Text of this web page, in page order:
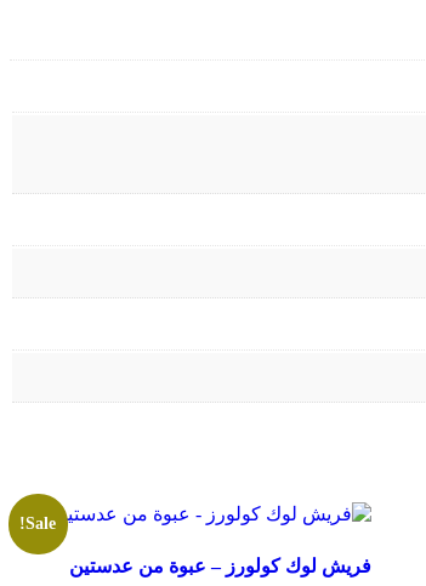
Sale!
فريش لوك كولورز – عبوة من عدستين